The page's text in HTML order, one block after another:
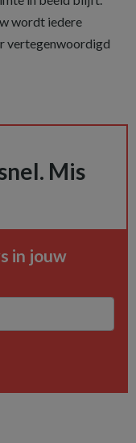
wordt iedere
vertegenwoordigd
Mis
in jouw